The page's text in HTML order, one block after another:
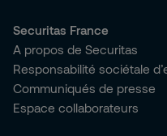
Securitas France
A propos de Securitas
Responsabilité sociétale
Communiqués de presse
Espace collaborateurs